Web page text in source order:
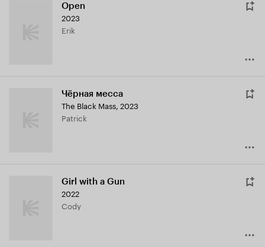
Open
2023
Erik
Чёрная месса
The Black Mass, 2023
Patrick
Girl with a Gun
2022
Cody